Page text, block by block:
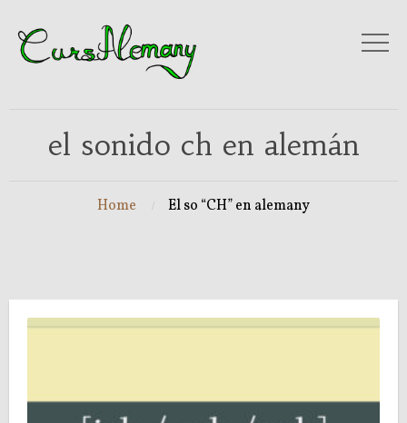
el sonido ch en alemán
Home El so “CH” en alemany